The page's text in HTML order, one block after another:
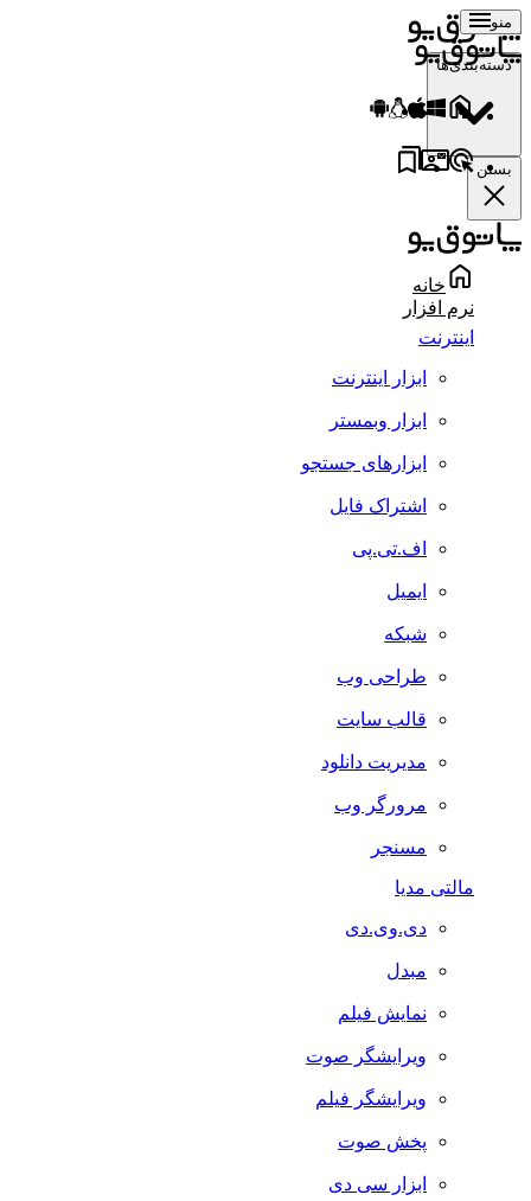
منو
دسته‌بندی‌ها
بستن
خانه
نرم افزار
اینترنت
ابزار اینترنت
ابزار وبمستر
ابزارهای جستجو
اشتراک فایل
اف.تی.پی
ایمیل
شبکه
طراحی وب
قالب سایت
مدیریت دانلود
مرورگر وب
مسنجر
مالتی مدیا
دی.وی.دی
مبدل
نمایش فیلم
ویرایشگر صوت
ویرایشگر فیلم
پخش صوت
ابزار سی دی